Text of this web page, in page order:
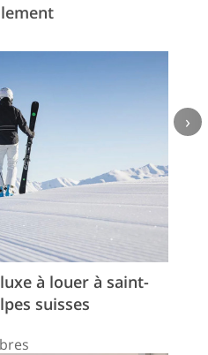
à louer à saint-
suisses
›